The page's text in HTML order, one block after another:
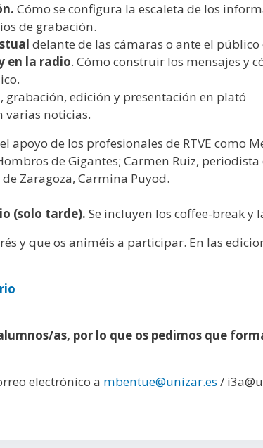
Cómo se configura la escaleta de los
de grabación.
delante de las cámaras o ante el
en la radio. Cómo construir los mensajes y
grabación, edición y presentación en plató
varias noticias.
apoyo de los profesionales de RTVE como
de Gigantes; Carmen Ruiz,
Zaragoza, Carmina Puyod.
(solo tarde). Se incluyen los coffee-break
y que os animéis a participar. En las
as, por lo que os pedimos que
electrónico a mbentue@unizar.es /